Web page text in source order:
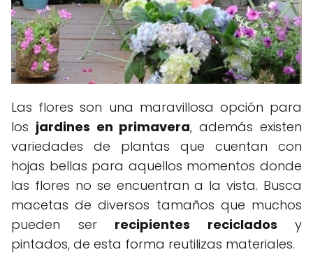
Las flores son una maravillosa opción para
los jardines en primavera, además existen
variedades de plantas que cuentan con
hojas bellas para aquellos momentos donde
las flores no se encuentran a la vista. Busca
macetas de diversos tamaños que muchos
pueden ser recipientes reciclados y
pintados, de esta forma reutilizas materiales.